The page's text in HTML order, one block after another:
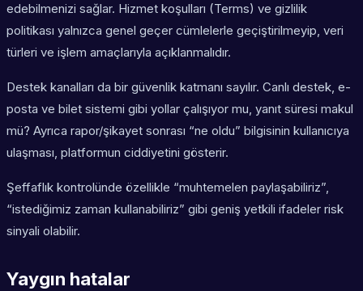
edebilmenizi sağlar. Hizmet koşulları (Terms) ve gizlilik
politikası yalnızca genel geçer cümlelerle geçiştirilmeyip, veri
türleri ve işlem amaçlarıyla açıklanmalıdır.
Destek kanalları da bir güvenlik katmanı sayılır. Canlı destek, e-
posta ve bilet sistemi gibi yollar çalışıyor mu, yanıt süresi makul
mü? Ayrıca rapor/şikayet sonrası “ne oldu” bilgisinin kullanıcıya
ulaşması, platformun ciddiyetini gösterir.
Şeffaflık kontrolünde özellikle “muhtemelen paylaşabiliriz”,
“istediğimiz zaman kullanabiliriz” gibi geniş yetkili ifadeler risk
sinyali olabilir.
Yaygın hatalar